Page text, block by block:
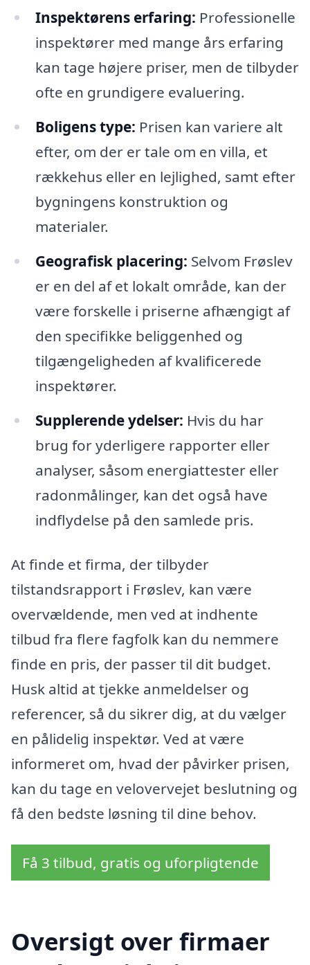
Inspektørens erfaring: Professionelle
inspektører med mange års erfaring
kan tage højere priser, men de tilbyder
ofte en grundigere evaluering.
Boligens type: Prisen kan variere alt
efter, om der er tale om en villa, et
rækkehus eller en lejlighed, samt efter
bygningens konstruktion og
materialer.
Geografisk placering: Selvom Frøslev
er en del af et lokalt område, kan der
være forskelle i priserne afhængigt af
den specifikke beliggenhed og
tilgængeligheden af kvalificerede
inspektører.
Supplerende ydelser: Hvis du har
brug for yderligere rapporter eller
analyser, såsom energiattester eller
radonmålinger, kan det også have
indflydelse på den samlede pris.
At finde et firma, der tilbyder
tilstandsrapport i Frøslev, kan være
overvældende, men ved at indhente
tilbud fra flere fagfolk kan du nemmere
finde en pris, der passer til dit budget.
Husk altid at tjekke anmeldelser og
referencer, så du sikrer dig, at du vælger
en pålidelig inspektør. Ved at være
informeret om, hvad der påvirker prisen,
kan du tage en velovervejet beslutning og
få den bedste løsning til dine behov.
Få 3 tilbud, gratis og uforpligtende
Oversigt over firmaer